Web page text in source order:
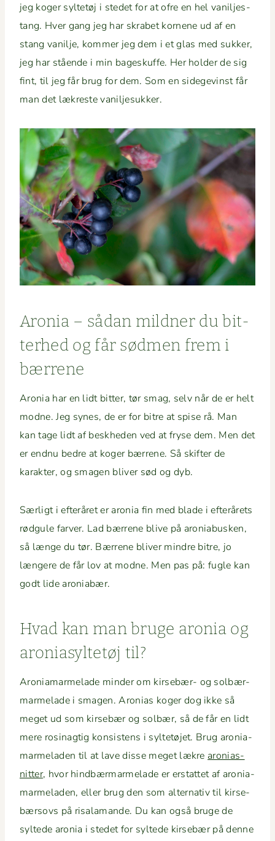
jeg koger syl­tetøj i stedet for at ofre en hel vanil­jes­
tang. Hver gang jeg har skra­bet kornene ud af en
stang vanil­je, kom­mer jeg dem i et glas med sukker,
jeg har stående i min bageskuffe. Her hold­er de sig
fint, til jeg får brug for dem. Som en sidegevinst får
man det lækreste vaniljesukker.
Aro­nia – sådan mild­ner du bit­
ter­hed og får sød­men frem i
bærrene
Aro­nia har en lidt bit­ter, tør smag, selv når de er helt
modne. Jeg synes, de er for bitre at spise rå. Man
kan tage lidt af beskhe­den ved at fryse dem. Men det
er end­nu bedre at koger bær­rene. Så skifter de
karak­ter, og sma­gen bliv­er sød og dyb.
Særligt i efteråret er aro­nia fin med blade i efterårets
rødgule farv­er. Lad bær­rene blive på aro­ni­abusken,
så længe du tør. Bær­rene bliv­er min­dre bitre, jo
læn­gere de får lov at modne. Men pas på: fugle kan
godt lide aroniabær.
Hvad kan man bruge aro­nia og
aro­ni­a­syl­tetøj til?
Aro­nia­marme­lade min­der om kirse­bær- og sol­bær­
marme­lade i sma­gen. Aro­nias koger dog ikke så
meget ud som kirse­bær og sol­bær, så de får en lidt
mere rosi­nagtig kon­sis­tens i syl­tetø­jet. Brug aro­nia­
marme­laden til at lave disse meget lækre aro­ni­as­
nit­ter, hvor hind­bær­marme­lade er erstat­tet af aro­nia­
marme­laden, eller brug den som alter­na­tiv til kirse­
bærsovs på risala­mande. Du kan også bruge de
sylt­ede aro­nia i stedet for sylt­ede kirse­bær på denne